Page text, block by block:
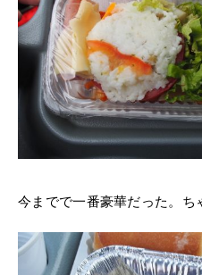
今までで一番豪華だった。ち